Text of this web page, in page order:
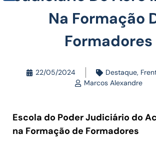
Na Formação
Formadores
22/05/2024 Destaque,
Marcos Alexandre
Escola do Poder Judiciário do
na Formação de Formadores